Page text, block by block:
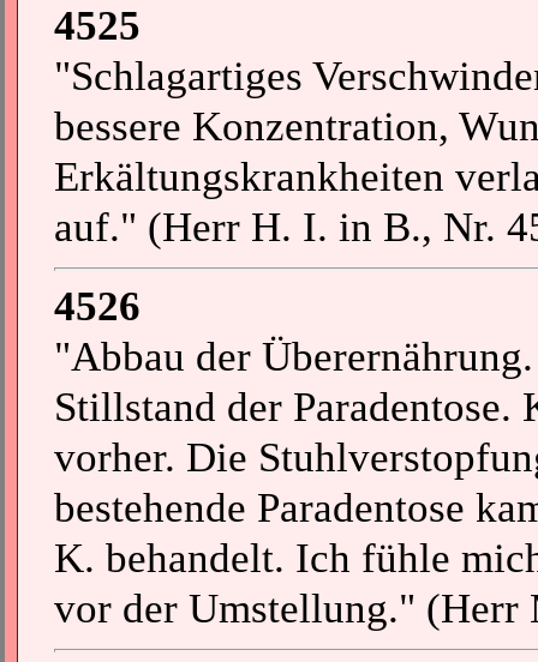
4525
"Schlagartiges
bessere Konzentration,
Erkältungskrankheiten
auf." (Herr H. I. in B., Nr.
4526
"Abbau der
Stillstand der
vorher. Die
bestehende Paradentose
K. behandelt. Ich fühle
vor der Umstellung." (Herr